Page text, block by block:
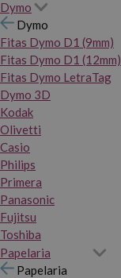
Dymo
Dymo
Fitas Dymo D1 (9mm)
Fitas Dymo D1 (12mm)
Fitas Dymo LetraTag
Dymo 3D
Kodak
Olivetti
Casio
Philips
Primera
Panasonic
Fujitsu
Toshiba
Papelaria
Papelaria